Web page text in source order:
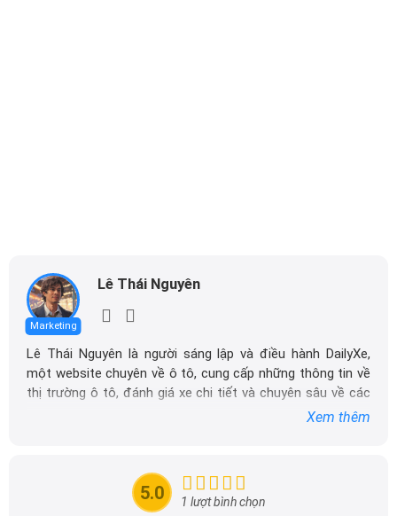
Marketing
Lê Thái Nguyên
Lê Thái Nguyên là người sáng lập và điều hành DailyXe,
một website chuyên về ô tô, cung cấp những thông tin về
thị trường ô tô, đánh giá xe chi tiết và chuyên sâu về các
đầu cho những người yêu thích ô tô tại Việt Nam. Hãy
theo dõi tôi để cập nhật thông tin về thị trường ô tô
Xem thêm
5.0 1 lượt bình chọn